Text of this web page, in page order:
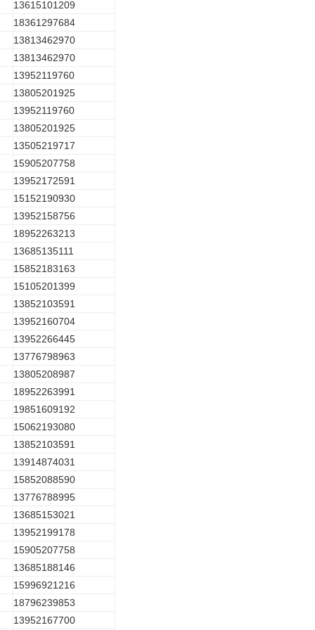
13615101209
18361297684
13813462970
13813462970
13952119760
13805201925
13952119760
13805201925
13505219717
15905207758
13952172591
15152190930
13952158756
18952263213
13685135111
15852183163
15105201399
13852103591
13952160704
13952266445
13776798963
13805208987
18952263991
19851609192
15062193080
13852103591
13914874031
15852088590
13776788995
13685153021
13952199178
15905207758
13685188146
15996921216
18796239853
13952167700